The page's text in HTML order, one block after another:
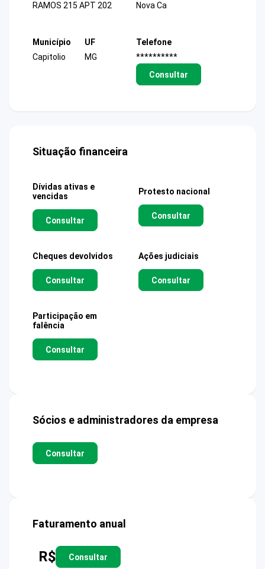
RAMOS 215 APT 202
Nova Ca
Município
Capitolio
UF
MG
Telefone
**********
Consultar
Situação financeira
Dívidas ativas e
vencidas
Consultar
Protesto nacional
Consultar
Cheques devolvidos
Consultar
Ações judiciais
Consultar
Participação em
falência
Consultar
Sócios e administradores da empresa
Consultar
Faturamento anual
R$ Consultar